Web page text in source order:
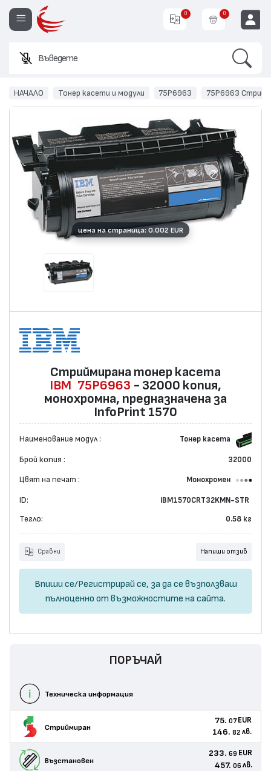
Въведете име или
0 0
НАЧАЛО Тонер касети и модули 75P6963 75P6963
цена на страница: 0.002 EUR
Стриймирана тонер касета
IBM 75P6963 - 32000 копия,
монохромна, предназначена за
InfoPrint 1570
Наименование модул : Тонер касета
Брой копия : 32000
Цвят на печат : Монохромен
ID: IBM1570CRT32KMN-STR
Тегло: 0.58 кг
Сравни Напиши отзив
Впиши се/Регистрирай се, за да се възползваш
пълноценно от възможностите на сайта.
ПОРЪЧАЙ
Техническа информация
Стриймиран
75. 07 EUR
146. 82 лв.
Възстановен
233. 69 EUR
457. 06 лв.